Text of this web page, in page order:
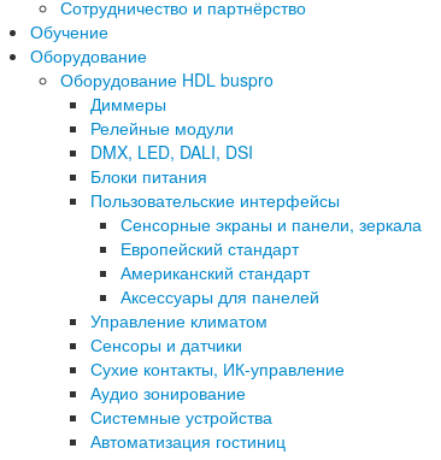
Сотрудничество и партнёрство
Обучение
Оборудование
Оборудование HDL buspro
Диммеры
Релейные модули
DMX, LED, DALI, DSI
Блоки питания
Пользовательские интерфейсы
Сенсорные экраны и панели, зеркала
Европейский стандарт
Американский стандарт
Аксессуары для панелей
Управление климатом
Сенсоры и датчики
Сухие контакты, ИК-управление
Аудио зонирование
Системные устройства
Автоматизация гостиниц